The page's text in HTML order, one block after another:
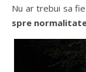
Nu ar trebui sa
spre